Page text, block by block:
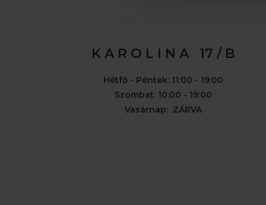
K A R O L I N A 17 / B
Hétfő - Péntek: 11:00 - 19:00
Szombat: 10:00 - 19:00
Vasárnap: ZÁRVA